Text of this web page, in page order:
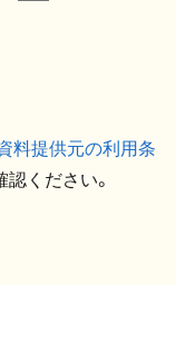
料提供元の利用条
認ください。